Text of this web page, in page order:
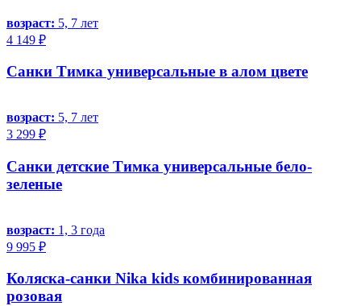
возраст: 5, 7 лет
4 149 ₽
Санки Тимка универсальные в алом цвете
возраст: 5, 7 лет
3 299 ₽
Санки детские Тимка универсальные бело-
зеленые
возраст: 1, 3 года
9 995 ₽
Коляска-санки Nika kids комбинированная
розовая